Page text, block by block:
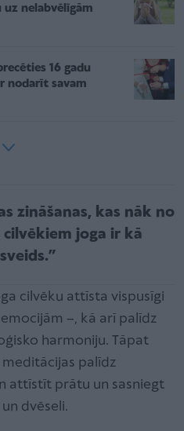
uz nelabvēlīgām
16 gadu
nodarīt savam
zināšanas, kas nāk no
cilvēkiem joga ir kā
cilvēku attīsta vispusīgi
–, kā arī palīdz
harmoniju. Tāpat
palīdz
attīstīt prātu un sasniegt
dvēseli.